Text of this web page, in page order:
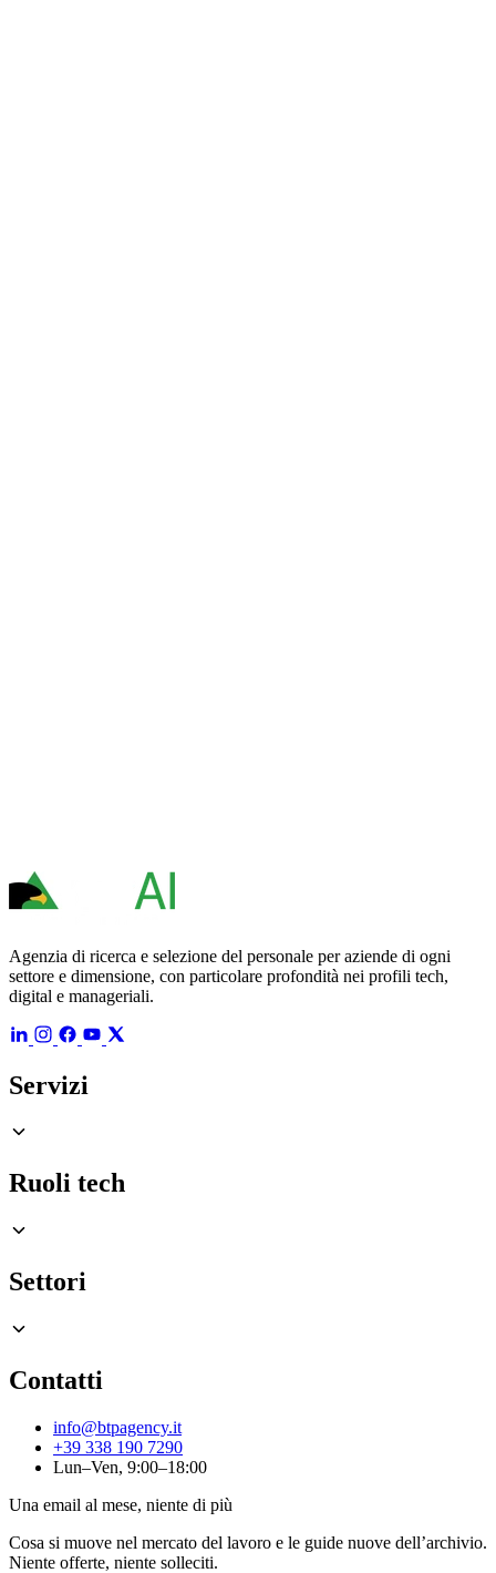
Agenzia di ricerca e selezione del personale per aziende di ogni
settore e dimensione, con particolare profondità nei profili tech,
digital e manageriali.
Servizi
Ruoli tech
Settori
Contatti
info@btpagency.it
+39 338 190 7290
Lun–Ven, 9:00–18:00
Una email al mese, niente di più
Cosa si muove nel mercato del lavoro e le guide nuove dell’archivio.
Niente offerte, niente solleciti.